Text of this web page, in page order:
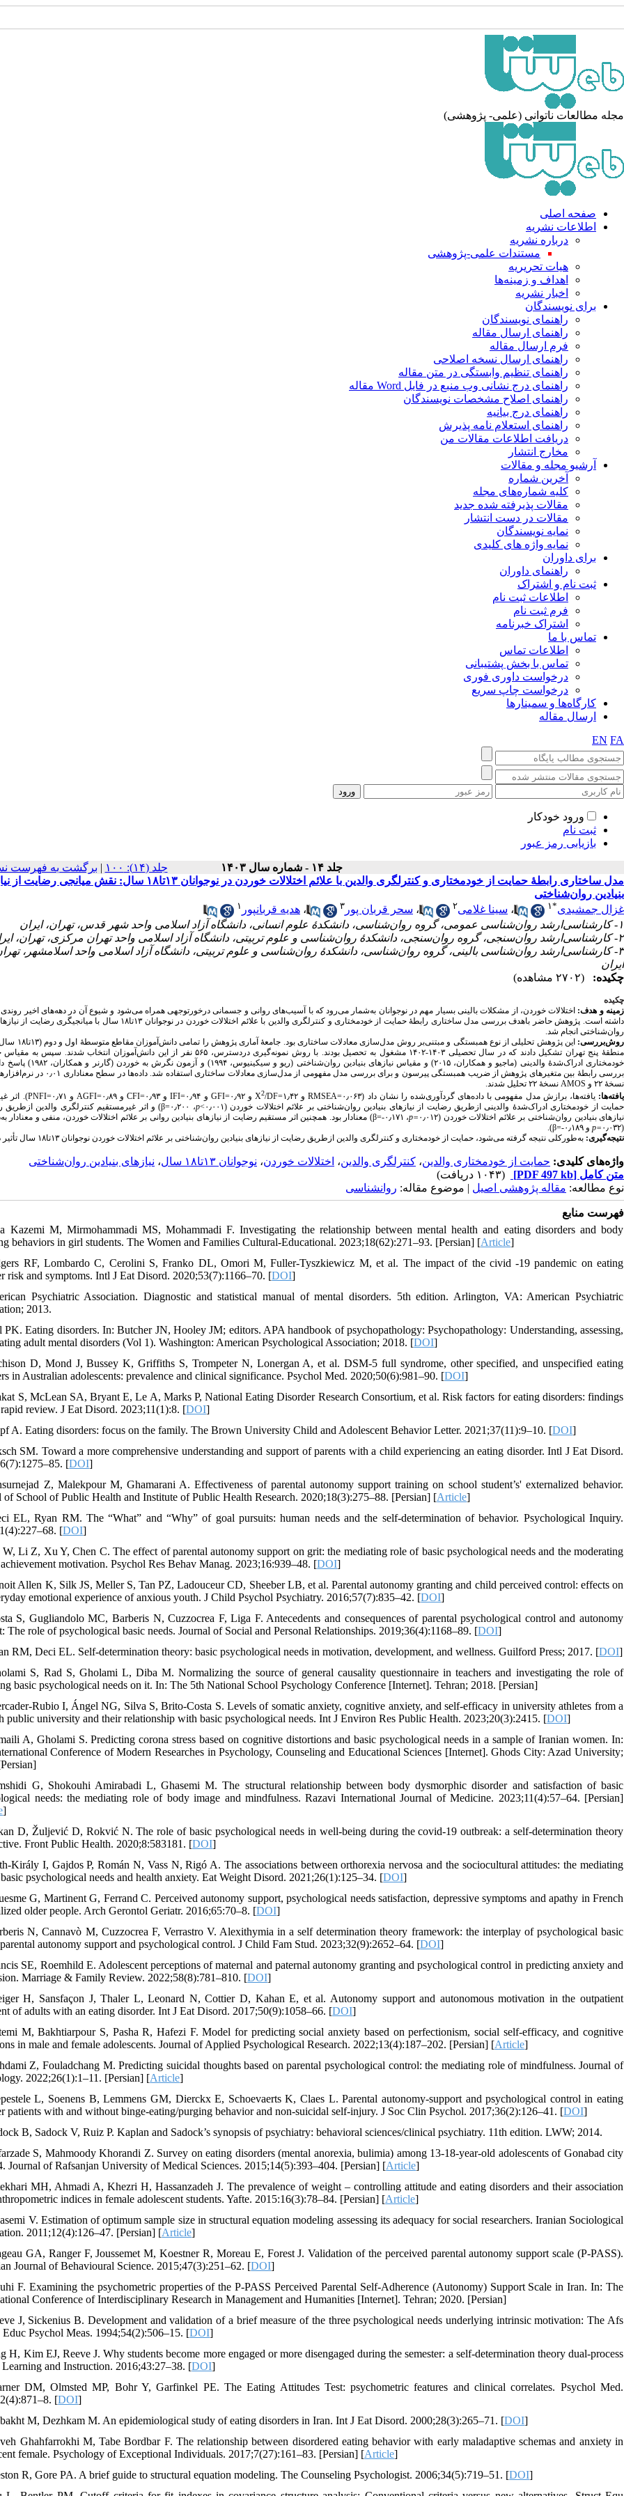
مجله مطالعات ناتوانی (علمی- پژوهشی)
صفحه اصلی
اطلاعات نشریه
درباره نشریه
مستندات علمی-پژوهشی
هیات تحریریه
اهداف و زمینه‌ها
اخبار نشریه
برای نویسندگان
راهنمای نویسندگان
راهنمای ارسال مقاله
فرم ارسال مقاله
راهنمای ارسال نسخه اصلاحی
راهنمای تنظیم وابستگی در متن مقاله
راهنمای درج نشانی وب منبع در فایل Word مقاله
راهنمای اصلاح مشخصات نویسندگان
راهنمای درج بیانیه
راهنمای استعلام نامه پذیرش
دریافت اطلاعات مقالات من
مخارج انتشار
آرشیو مجله و مقالات
آخرین شماره
کلیه شماره‌های مجله
مقالات پذیرفته شده جدید
مقالات در دست انتشار
نمایه نویسندگان
نمایه واژه های کلیدی
برای داوران
راهنمای داوران
ثبت نام و اشتراک
اطلاعات ثبت نام
فرم ثبت نام
اشتراک خبرنامه
تماس با ما
اطلاعات تماس
تماس با بخش پشتیبانی
درخواست داوری فوری
درخواست چاپ سریع
کارگاه‌ها و سمینارها
ارسال مقاله
EN FA
ورود خودکار
ثبت نام
بازیابی رمز عبور
جلد ۱۴ - شماره سال ۱۴۰۳ ‫جلد (۱۴): ۱۰۰ | برگشت به فهرست
مدل ساختاری رابطهٔ حمایت از خودمختاری و کنترلگری والدین با علائم اختلالات خوردن در نوجوانان ۱۳تا۱۸ سال: نقش
بنیادین روان‌شناختی
غزال جمشیدی*۱ ، سینا غلامی۲ ، سحر قربان پور ۳ ، هدیه قربانپور ۱
۱- کارشناسی‌ارشد روان‌شناسی عمومی، گروه روان‌شناسی، دانشکدهٔ علوم انسانی، دانشگاه آزاد اسلامی واحد شهر قدس، تهران، ایران
۲- کارشناسی‌ارشد روان‌سنجی، گروه روان‌سنجی، دانشکدهٔ روان‌شناسی و علوم تربیتی، دانشگاه آزاد اسلامی واحد تهران مرکزی، تهران، ایران
۳- کارشناسی‌ارشد روان‌شناسی بالینی، گروه روان‌شناسی، دانشکدهٔ روان‌شناسی و علوم تربیتی، دانشگاه آزاد اسلامی واحد اسلامشهر،
ایران
چکیده:
(۲۷۰۲ مشاهده)
چکیده
زمینه و هدف: اختلالات خوردن، از مشکلات بالینی بسیار مهم در نوجوانان به‌شمار می‌رود که با آسیب‌های روانی و جسمانی درخورتوجهی همراه می‌شود و شیوع آن‌ در دهه‌های اخیر
داشته است. پژوهش حاضر باهدف بررسی مدل ساختاری رابطهٔ حمایت از خودمختاری و کنترلگری والدین با علائم اختلالات خوردن در نوجوانان ۱۳تا۱۸ سال
روان‌شناختی انجام شد.
روش‌بررسی:
این پژوهش تحلیلی از نوع همبستگی و مبتنی‌بر
منطقهٔ پنج تهران تشکیل دادند که در سال تحصیلی ۱۴۰۳-۱۴۰۲ مشغول به تحصیل بودند. با روش نمونه‌گیری دردسترس، ۵۶۵ نفر از این دانش‌آموزان انتخاب
خودمختاری ادراک‌شدهٔ والدینی (ماجیو و همکاران، ۲۰۱۵) و مقیاس نیازهای بنیادین
بررسی رابطهٔ بین متغیرهای پژوهش از ضریب همبستگی پیرسون و برای بررسی مدل مفهومی از مدل‌سازی معادلات ساختاری استفاده شد. داده‌ها در سطح معناداری ۰٫۰۱ در نرم‌افزارهای
نسخهٔ ۲۲ و
AMOS نسخهٔ ۲۲ تحلیل شدند.
یافته‌ها: یافته‌ها، برازش مدل مفهومی با داده‌های گردآوری‌شده را نشان داد (۰٫۰۶۳= RMSEAو ۱٫۴۲= X2/DF و ۰٫۹۲= GFI و ۰٫۹۴= IFIو ۰٫۹۳= CFIو ۰٫۸۹= AGFI و ۰٫۷۱= PNFI). اثر
حمایت از خودمختاری ادراک‌شدهٔ والدینی ازطریق رضایت از نیازهای بنیادین روان‌شناختی بر علائم اختلالات خوردن (۰٫۰۰۱>
p، ۰٫۲۰۰= β) و اثر غیرمستقیم کنترلگری والدین ازطریق
نیازهای بنیادین روان‌شناختی بر علائم اختلالات خوردن (۰٫۰۱۲
=
p، ۰٫۱۷۱-= β) معنادار بود. همچنین اثر مستقیم رضایت از نیازهای بنیادین روانی بر علائم اختلالات خوردن، منفی و معنادار
(۰٫۰۳۲
=
p و ۰٫۱۸۹-= β
).
نتیجه‌گیری: به‌طورکلی نتیجه گرفته می‌شود، حمایت از خودمختاری و کنترلگری والدین ازطریق رضایت از نیازهای بنیادین روان‌شناختی بر علائم اختلالات خوردن نوجوانان ۱۳تا۱۸ سال تأثیر دارد.
واژه‌های کلیدی: حمایت از خودمختاری والدین، کنترلگری والدین، اختلالات خوردن، نوجوانان ۱۳تا۱۸ سال ، نیازهای بنیادین روان‌شناختی
متن کامل [PDF 497 kb]
(۱۰۴۳ دریافت)
نوع مطالعه: مقاله پژوهشی اصیل | موضوع مقاله: روانشناسی
فهرست منابع
Kazemi M, Mirmohammadi MS, Mohammadi F. Investigating the relationship between mental health and eating disorders and body
behaviors in girl students. The Women and Families Cultural-Educational. 2023;18(62):271–93. [Persian] [Article]
RF, Lombardo C, Cerolini S, Franko DL, Omori M, Fuller‐Tyszkiewicz M, et al. The impact of the civid ‐19 pandemic on eating
risk and symptoms. Intl J Eat Disord. 2020;53(7):1166–70. [DOI]
Psychiatric Association. Diagnostic and statistical manual of mental disorders. 5th edition. Arlington, VA: American Psychiatric
2013.
PK. Eating disorders. In: Butcher JN, Hooley JM; editors. APA handbook of psychopathology: Psychopathology: Understanding, assessing,
adult mental disorders (Vol 1). Washington: American Psychological Association; 2018. [DOI]
D, Mond J, Bussey K, Griffiths S, Trompeter N, Lonergan A, et al. DSM-5 full syndrome, other specified, and unspecified eating
in Australian adolescents: prevalence and clinical significance. Psychol Med. 2020;50(6):981–90. [DOI]
S, McLean SA, Bryant E, Le A, Marks P, National Eating Disorder Research Consortium, et al. Risk factors for eating disorders: findings
review. J Eat Disord. 2023;11(1):8. [DOI]
A. Eating disorders: focus on the family. The Brown University Child and Adolescent Behavior Letter. 2021;37(11):9–10. [DOI]
SM. Toward a more comprehensive understanding and support of parents with a child experiencing an eating disorder. Intl J Eat Disord.
[DOI]
Z, Malekpour M, Ghamarani A. Effectiveness of parental autonomy support training on school student’s' externalized behavior.
of School of Public Health and Institute of Public Health Research. 2020;18(3):275–88. [Persian] [Article]
EL, Ryan RM. The “What” and “Why” of goal pursuits: human needs and the self-determination of behavior. Psychological Inquiry.
[DOI]
W, Li Z, Xu Y, Chen C. The effect of parental autonomy support on grit: the mediating role of basic psychological needs and the moderating
motivation. Psychol Res Behav Manag. 2023;16:939–48. [DOI]
Allen K, Silk JS, Meller S, Tan PZ, Ladouceur CD, Sheeber LB, et al. Parental autonomy granting and child perceived control: effects on
emotional experience of anxious youth. J Child Psychol Psychiatry. 2016;57(7):835–42. [DOI]
S, Gugliandolo MC, Barberis N, Cuzzocrea F, Liga F. Antecedents and consequences of parental psychological control and autonomy
The role of psychological basic needs. Journal of Social and Personal Relationships. 2019;36(4):1168–89. [DOI]
RM, Deci EL. Self-determination theory: basic psychological needs in motivation, development, and wellness. Guilford Press; 2017. [DOI]
S, Rad S, Gholami L, Diba M. Normalizing the source of general causality questionnaire in teachers and investigating the role of
basic psychological needs on it. In: The 5th National School Psychology Conference [Internet]. Tehran; 2018. [Persian]
Rubio I, Ángel NG, Silva S, Brito-Costa S. Levels of somatic anxiety, cognitive anxiety, and self-efficacy in university athletes from a
public university and their relationship with basic psychological needs. Int J Environ Res Public Health. 2023;20(3):2415. [DOI]
A, Gholami S. Predicting corona stress based on cognitive distortions and basic psychological needs in a sample of Iranian women. In:
Conference of Modern Researches in Psychology, Counseling and Educational Sciences [Internet]. Ghods City: Azad University;
G, Shokouhi Amirabadi L, Ghasemi M. The structural relationship between body dysmorphic disorder and satisfaction of basic
needs: the mediating role of body image and mindfulness. Razavi International Journal of Medicine. 2023;11(4):57–64. [Persian]
]
D, Žuljević D, Rokvić N. The role of basic psychological needs in well-being during the covid-19 outbreak: a self-determination theory
Front Public Health. 2020;8:583181. [DOI]
Király I, Gajdos P, Román N, Vass N, Rigó A. The associations between orthorexia nervosa and the sociocultural attitudes: the mediating
psychological needs and health anxiety. Eat Weight Disord. 2021;26(1):125–34. [DOI]
G, Martinent G, Ferrand C. Perceived autonomy support, psychological needs satisfaction, depressive symptoms and apathy in French
older people. Arch Gerontol Geriatr. 2016;65:70–8. [DOI]
N, Cannavò M, Cuzzocrea F, Verrastro V. Alexithymia in a self determination theory framework: the interplay of psychological basic
autonomy support and psychological control. J Child Fam Stud. 2023;32(9):2652–64. [DOI]
SE, Roemhild E. Adolescent perceptions of maternal and paternal autonomy granting and psychological control in predicting anxiety and
Marriage & Family Review. 2022;58(8):781–810. [DOI]
H, Sansfaçon J, Thaler L, Leonard N, Cottier D, Kahan E, et al. Autonomy support and autonomous motivation in the outpatient
of adults with an eating disorder. Int J Eat Disord. 2017;50(9):1058–66. [DOI]
M, Bakhtiarpour S, Pasha R, Hafezi F. Model for predicting social anxiety based on perfectionism, social self-efficacy, and cognitive
in male and female adolescents. Journal of Applied Psychological Research. 2022;13(4):187–202. [Persian] [Article]
Z, Fouladchang M. Predicting suicidal thoughts based on parental psychological control: the mediating role of mindfulness. Journal of
2022;26(1):1–11. [Persian] [Article]
L, Soenens B, Lemmens GM, Dierckx E, Schoevaerts K, Claes L. Parental autonomy-support and psychological control in eating
patients with and without binge-eating/purging behavior and non-suicidal self-injury. J Soc Clin Psychol. 2017;36(2):126–41. [DOI]
B, Sadock V, Ruiz P. Kaplan and Sadock’s synopsis of psychiatry: behavioral sciences/clinical psychiatry. 11th edition. LWW; 2014.
S, Mahmoody Khorandi Z. Survey on eating disorders (mental anorexia, bulimia) among 13-18-year-old adolescents of Gonabad city
Journal of Rafsanjan University of Medical Sciences. 2015;14(5):393–404. [Persian] [Article]
MH, Ahmadi A, Khezri H, Hassanzadeh J. The prevalence of weight – controlling attitude and eating disorders and their association
indices in female adolescent students. Yafte. 2015:16(3):78–84. [Persian] [Article]
V. Estimation of optimum sample size in structural equation modeling assessing its adequacy for social researchers. Iranian Sociological
2011;12(4):126–47. [Persian] [Article]
GA, Ranger F, Joussemet M, Koestner R, Moreau E, Forest J. Validation of the perceived parental autonomy support scale (P-PASS).
Journal of Behavioural Science. 2015;47(3):251–62. [DOI]
F. Examining the psychometric properties of the P-PASS Perceived Parental Self-Adherence (Autonomy) Support Scale in Iran. In: The
Conference of Interdisciplinary Research in Management and Humanities [Internet]. Tehran; 2020. [Persian]
J, Sickenius B. Development and validation of a brief measure of the three psychological needs underlying intrinsic motivation: The Afs
Educ Psychol Meas. 1994;54(2):506–15. [DOI]
H, Kim EJ, Reeve J. Why students become more engaged or more disengaged during the semester: a self-determination theory dual-process
Learning and Instruction. 2016;43:27–38. [DOI]
DM, Olmsted MP, Bohr Y, Garfinkel PE. The Eating Attitudes Test: psychometric features and clinical correlates. Psychol Med.
[DOI]
M, Dezhkam M. An epidemiological study of eating disorders in Iran. Int J Eat Disord. 2000;28(3):265–71. [DOI]
Ghahfarrokhi M, Tabe Bordbar F. The relationship between disordered eating behavior with early maladaptive schemas and anxiety in
female. Psychology of Exceptional Individuals. 2017;7(27):161–83. [Persian] [Article]
R, Gore PA. A brief guide to structural equation modeling. The Counseling Psychologist. 2006;34(5):719–51. [DOI]